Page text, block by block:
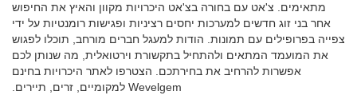
מתאימים. צ'אט עם בחורה בצ'אט היכרויות מקוון והאיץ את החיפוש
אחר בני זוג חדשים למערכות יחסים רציניות ופגישות רומנטיות על ידי
צפייה בפרופילים עם תמונות. הודות למעגל חברים מורחב, תוכלו לפגוש
את המועמד המתאים ולהתחיל בתקשורת וירטואלית, מה שנותן לכם
אפשרות להרחיב את בחירתכם. הצטרפו לאתר היכרויות בחינם
Wevelgem למקומיים, זרים, תיירים.